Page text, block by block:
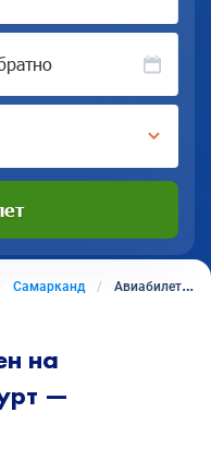
Самарканд Авиабилеты из Франкфурта в Самарканд
на
—